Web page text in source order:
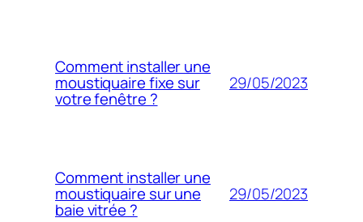
Comment installer une
moustiquaire fixe sur
votre fenêtre ?
29/05/2023
Comment installer une
moustiquaire sur une
baie vitrée ?
29/05/2023